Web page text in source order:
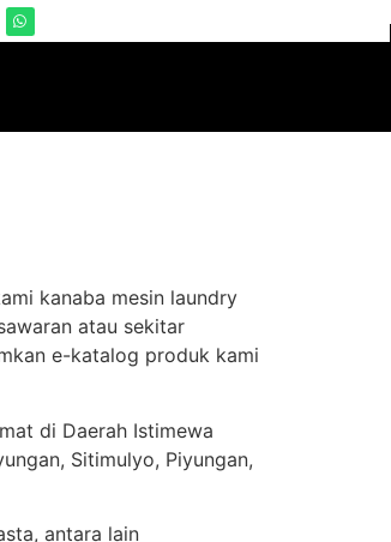
kanaba mesin laundry
atau sekitar
e-katalog produk kami
di Daerah Istimewa
Sitimulyo, Piyungan,
antara lain